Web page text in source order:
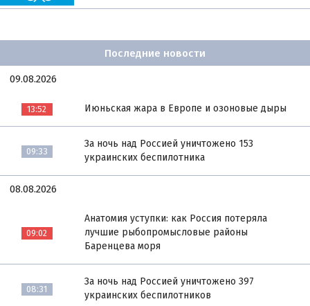
Последние новости
09.08.2026
13:52 Июньская жара в Европе и озоновые дыры
09:33
За ночь над Россией уничтожено 153
украинских беспилотника
08.08.2026
09:02
Анатомия уступки: как Россия потеряла
лучшие рыбопромысловые районы
Баренцева моря
08:31
За ночь над Россией уничтожено 397
украинских беспилотников